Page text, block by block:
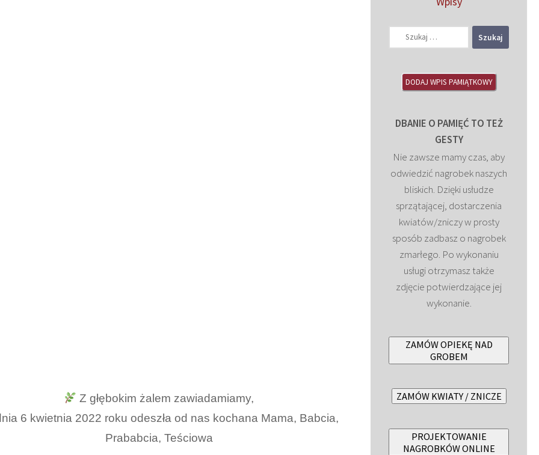
Z głębokim żalem zawiadamiamy,
6 kwietnia 2022 roku odeszła od nas kochana Mama, Babcia,
Prababcia, Teściowa
DODAJ WPIS PAMIĄTKOWY
DBANIE O PAMIĘĆ TO TEŻ
GESTY
Nie zawsze mamy czas, aby
odwiedzić nagrobek naszych
bliskich. Dzięki usłudze
sprzątającej, dostarczenia
kwiatów/zniczy w prosty
sposób zadbasz o nagrobek
zmarłego. Po wykonaniu
usługi otrzymasz także
zdjęcie potwierdzające jej
wykonanie.
ZAMÓW OPIEKĘ NAD
GROBEM
ZAMÓW KWIATY / ZNICZE
PROJEKTOWANIE
NAGROBKÓW ONLINE